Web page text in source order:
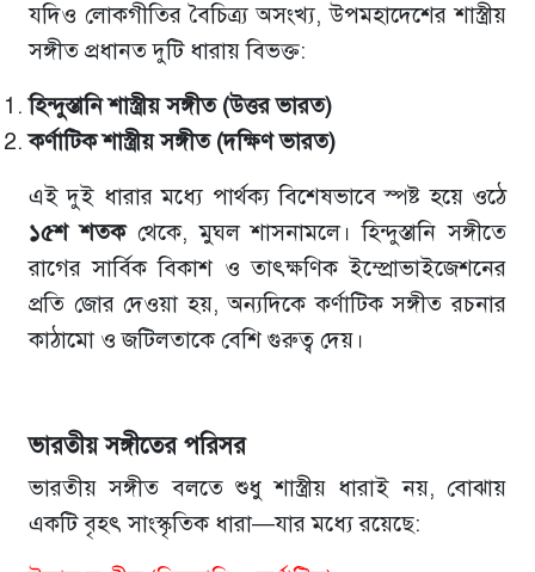
যদিও লোকগীতির বৈচিত্র্য অসংখ্য, উপমহাদেশের শাস্ত্রীয়
সঙ্গীত প্রধানত দুটি ধারায় বিভক্ত:
হিন্দুস্তানি শাস্ত্রীয় সঙ্গীত(উত্তর ভারত)
কর্ণাটিক শাস্ত্রীয় সঙ্গীত(দক্ষিণ ভারত)
এই দুই ধারার মধ্যে পার্থক্য বিশেষভাবে স্পষ্ট হয়ে ওঠে
১৫শ শতকথেকে, মুঘল শাসনামলে। হিন্দুস্তানি সঙ্গীতে
রাগের সার্বিক বিকাশ ও তাৎক্ষণিক ইম্প্রোভাইজেশনের
প্রতি জোর দেওয়া হয়, অন্যদিকে কর্ণাটিক সঙ্গীত রচনার
কাঠামো ও জটিলতাকে বেশি গুরুত্ব দেয়।
ভারতীয় সঙ্গীতের পরিসর
ভারতীয় সঙ্গীত বলতে শুধু শাস্ত্রীয় ধারাই নয়, বোঝায়
একটি বৃহৎ সাংস্কৃতিক ধারা—যার মধ্যে রয়েছে: